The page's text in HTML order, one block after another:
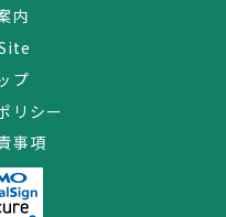
内
プ
リシー
事項